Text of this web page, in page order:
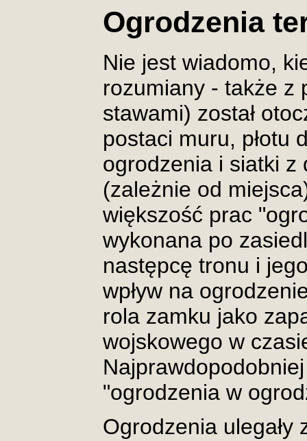
Ogrodzenia
Nie jest wiadomo,
rozumiany - także z
stawami) został
postaci muru, płotu
ogrodzenia i siatki z
(zależnie od
większość prac
wykonana po
następcę tronu i
wpływ na
rola zamku jako
wojskowego w
"ogrodzenia w
Ogrodzenia ulegały